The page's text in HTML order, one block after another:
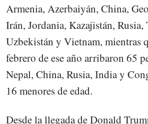
Armenia, Azerbaiyán, China,
Irán, Jordania, Kazajistán, Rusia,
Uzbekistán y Vietnam, mientras
febrero de ese año arribaron 65
Nepal, China, Rusia, India y
16 menores de edad.
Desde la llegada de Donald